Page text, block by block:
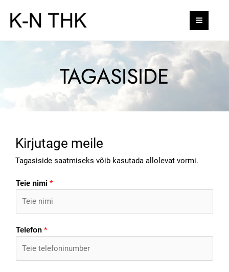
content
MAIN
TAGASISIDE
Kirjutage meile
Tagasiside saatmiseks võib kasutada allolevat vormi.
Teie nimi *
Telefon *